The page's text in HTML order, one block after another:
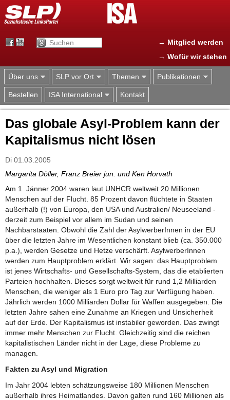
Jump to navigation
→ Mitglied werden
→ Wofür wir stehen
Über uns SLP vor Ort Themen Publikationen
Bestellen ISA International Kontakt
Das globale Asyl-Problem kann der
Kapitalismus nicht lösen
Di 01.03.2005
Margarita Döller, Franz Breier jun. und Ken Horvath
Am 1. Jänner 2004 waren laut UNHCR weltweit 20 Millionen
Menschen auf der Flucht. 85 Prozent davon flüchtete in Staaten
außerhalb (!) von Europa, den USA und Australien/ Neuseeland -
derzeit zum Beispiel vor allem im Sudan und seinen
Nachbarstaaten. Obwohl die Zahl der AsylwerberInnen in der EU
über die letzten Jahre im Wesentlichen konstant blieb (ca. 350.000
p.a.), werden Gesetze und Hetze verschärft. AsylwerberInnen
werden zum Hauptproblem erklärt. Wir sagen: das Hauptproblem
ist jenes Wirtschafts- und Gesellschafts-System, das die etablierten
Parteien hochhalten. Dieses sorgt weltweit für rund 1,2 Milliarden
Menschen, die weniger als 1 Euro pro Tag zur Verfügung haben.
Jährlich werden 1000 Milliarden Dollar für Waffen ausgegeben. Die
letzten Jahre sahen eine Zunahme an Kriegen und Unsicherheit
auf der Erde. Der Kapitalismus ist instabiler geworden. Das zwingt
immer mehr Menschen zur Flucht. Gleichzeitig sind die reichen
kapitalistischen Länder nicht in der Lage, diese Probleme zu
managen.
Fakten zu Asyl und Migration
Im Jahr 2004 lebten schätzungsweise 180 Millionen Menschen
außerhalb ihres Heimatlandes. Davon galten rund 160 Millionen als